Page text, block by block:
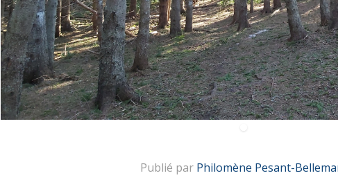
Publié par Philomène Pesant-